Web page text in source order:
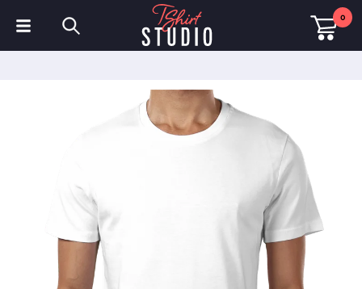
0
Mützen & Kappen
Sportbekleidung
Arbeitskleidung